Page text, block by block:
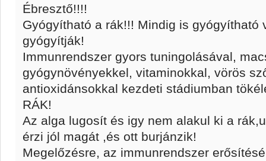
Ébresztő!!!!
Gyógyítható a rák!!! Mindig is gyógyítható
gyógyítják!
Immunrendszer gyors tuningolásával,
gyógynövényekkel, vitaminokkal, vörös
antioxidánsokkal kezdeti stádiumban
RÁK!
Az alga lugosít és igy nem alakul ki a
érzi jól magát ,és ott burjánzik!
Megelőzésre, az immunrendszer